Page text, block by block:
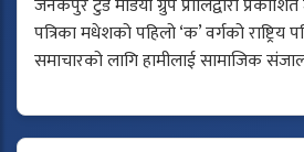
पत्रिका मधेशको पहिलो ‘क’ वर्गको राष्ट्रिय
समाचारको लागि हामीलाई सामाजिक